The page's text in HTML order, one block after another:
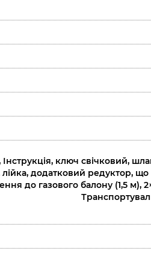
ключ свічковий,
додатковий редуктор,
до газового балону (1,5 м),